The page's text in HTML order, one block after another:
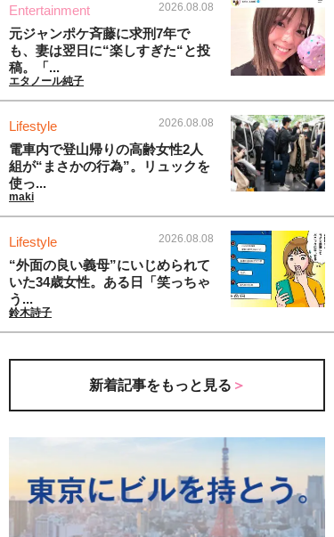
Entertainment 2026.08.08
元ジャンポケ斉藤に求刑7年で
も、妻は翌日に“楽しすぎた“と投
稿。「...
エタノール純子
Lifestyle 2026.08.08
電車内で登山帰りの高齢女性2人
組が“まさかの行為”。リュックを
使っ...
maki
Lifestyle 2026.08.08
“外面の良い義母”にいじめられて
いた34歳女性。ある日「笑っちゃ
う...
鈴木詩子
新着記事をもっと見る